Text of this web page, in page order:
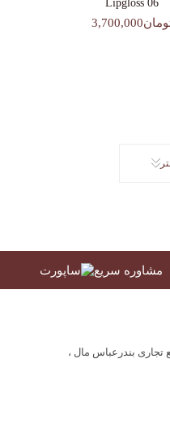
Lipgloss 06
مشاوره سریع
بندرعباس مال ،